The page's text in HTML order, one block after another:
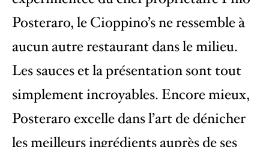
Posteraro, le Cioppino’s ne ressemble à
aucun autre restaurant dans le milieu.
Les sauces et la présentation sont tout
simplement incroyables. Encore mieux,
Posteraro excelle dans l’art de dénicher
les meilleurs ingrédients auprès de ses